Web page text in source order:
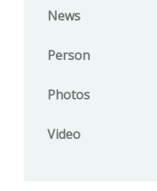
News
Person
Photos
Video